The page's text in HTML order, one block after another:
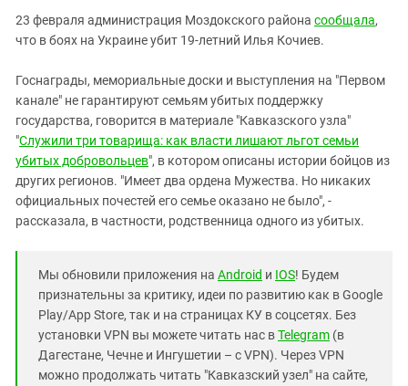
23 февраля администрация Моздокского района сообщала,
что в боях на Украине убит 19-летний Илья Кочиев.
Госнаграды, мемориальные доски и выступления на "Первом
канале" не гарантируют семьям убитых поддержку
государства, говорится в материале "Кавказского узла"
"Служили три товарища: как власти лишают льгот семьи
убитых добровольцев", в котором описаны истории бойцов из
других регионов. "Имеет два ордена Мужества. Но никаких
официальных почестей его семье оказано не было", -
рассказала, в частности, родственница одного из убитых.
Мы обновили приложения на Android и IOS! Будем
признательны за критику, идеи по развитию как в Google
Play/App Store, так и на страницах КУ в соцсетях. Без
установки VPN вы можете читать нас вTelegram (в
Дагестане, Чечне и Ингушетии – с VPN). Через VPN
можно продолжать читать "Кавказский узел" на сайте,